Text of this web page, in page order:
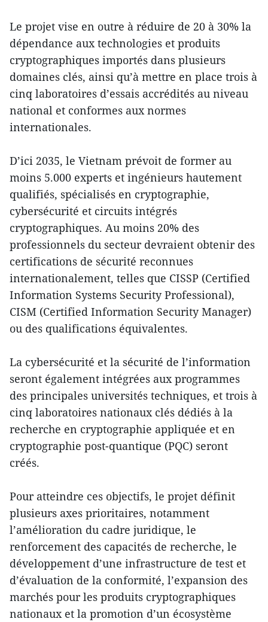
Le projet vise en outre à réduire de 20 à 30% la
dépendance aux technologies et produits
cryptographiques importés dans plusieurs
domaines clés, ainsi qu’à mettre en place trois à
cinq laboratoires d’essais accrédités au niveau
national et conformes aux normes
internationales.
D’ici 2035, le Vietnam prévoit de former au
moins 5.000 experts et ingénieurs hautement
qualifiés, spécialisés en cryptographie,
cybersécurité et circuits intégrés
cryptographiques. Au moins 20% des
professionnels du secteur devraient obtenir des
certifications de sécurité reconnues
internationalement, telles que CISSP (Certified
Information Systems Security Professional),
CISM (Certified Information Security Manager)
ou des qualifications équivalentes.
La cybersécurité et la sécurité de l’information
seront également intégrées aux programmes
des principales universités techniques, et trois à
cinq laboratoires nationaux clés dédiés à la
recherche en cryptographie appliquée et en
cryptographie post-quantique (PQC) seront
créés.
Pour atteindre ces objectifs, le projet définit
plusieurs axes prioritaires, notamment
l’amélioration du cadre juridique, le
renforcement des capacités de recherche, le
développement d’une infrastructure de test et
d’évaluation de la conformité, l’expansion des
marchés pour les produits cryptographiques
nationaux et la promotion d’un écosystème